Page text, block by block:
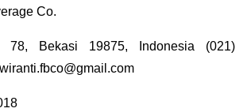
Co.
78, Bekasi 19875, Indonesia (021)